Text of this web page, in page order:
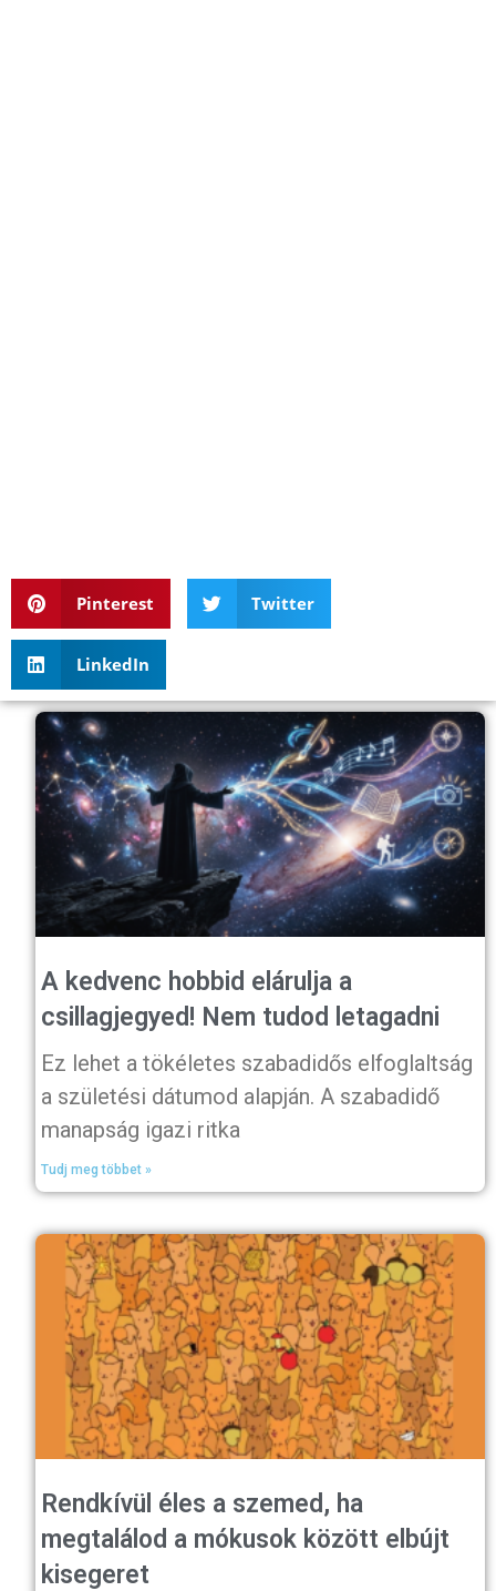
Pinterest Twitter
LinkedIn
A kedvenc hobbid elárulja a
csillagjegyed! Nem tudod letagadni
Ez lehet a tökéletes szabadidős elfoglaltság
a születési dátumod alapján. A szabadidő
manapság igazi ritka
Tudj meg többet »
Rendkívül éles a szemed, ha
megtalálod a mókusok között elbújt
kisegeret